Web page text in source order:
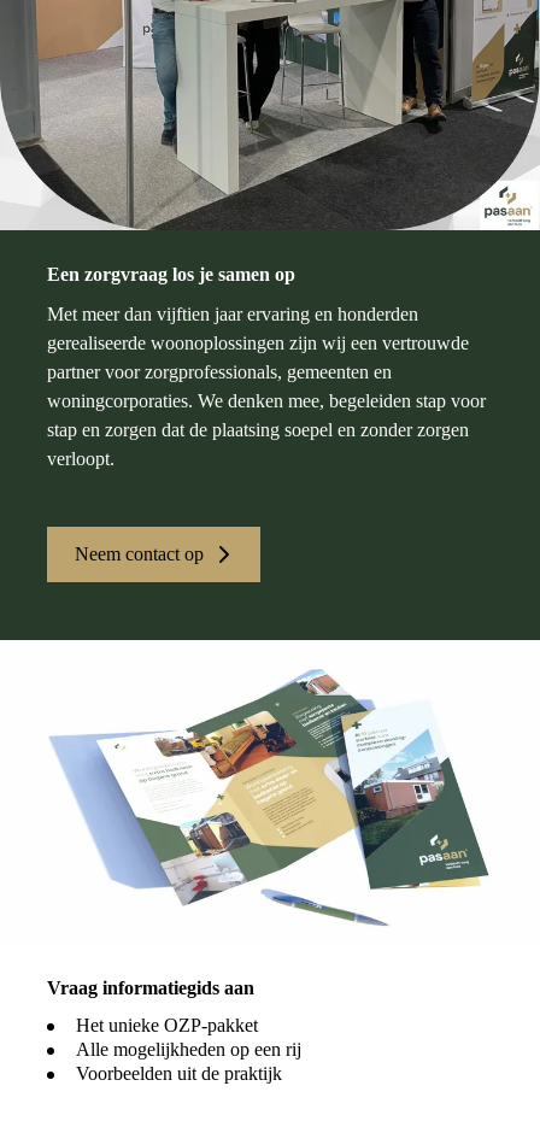
Een zorgvraag los je samen op
Met meer dan vijftien jaar ervaring en honderden
gerealiseerde woonoplossingen zijn wij een vertrouwde
partner voor zorgprofessionals, gemeenten en
woningcorporaties. We denken mee, begeleiden stap voor
stap en zorgen dat de plaatsing soepel en zonder zorgen
verloopt.
Neem contact op
Vraag informatiegids aan
Het unieke OZP-pakket
Alle mogelijkheden op een rij
Voorbeelden uit de praktijk